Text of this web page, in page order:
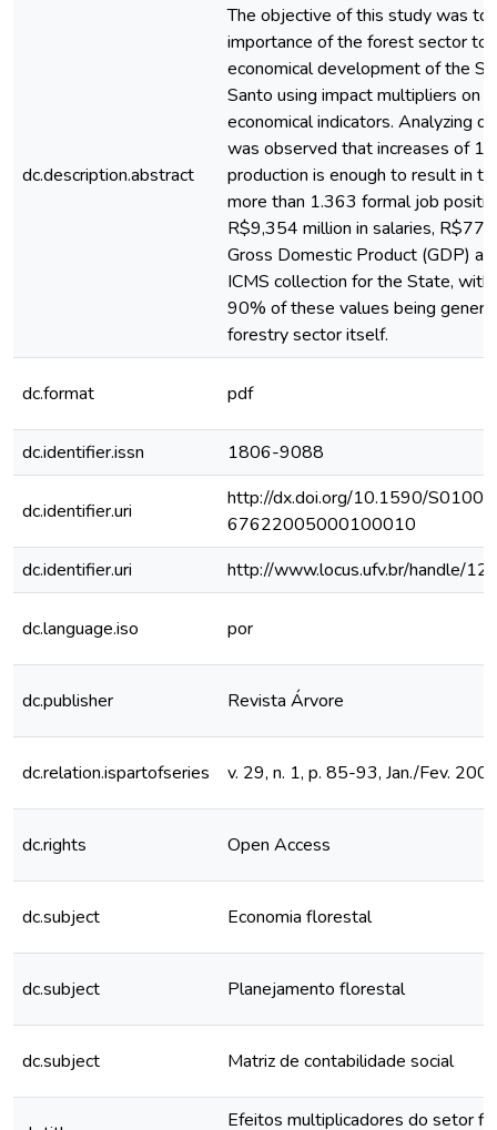
dc.description.abstract
The objective of this study was to
importance of the forest sector to
economical development of the
Santo using impact multipliers on
economical indicators. Analyzing
was observed that increases of
production is enough to result in
more than 1.363 formal job
R$9,354 million in salaries,
Gross Domestic Product (GDP)
ICMS collection for the State,
90% of these values being
forestry sector itself.
dc.format pdf
dc.identifier.issn 1806-9088
dc.identifier.uri
http://dx.doi.org/10.1590/S0100-
67622005000100010
dc.identifier.uri
http://www.locus.ufv.br/handle/
dc.language.iso por
dc.publisher Revista Árvore
dc.relation.ispartofseries v. 29, n. 1, p. 85-93, Jan./Fev.
dc.rights Open Access
dc.subject Economia florestal
dc.subject Planejamento florestal
dc.subject Matriz de contabilidade social
Efeitos multiplicadores do setor